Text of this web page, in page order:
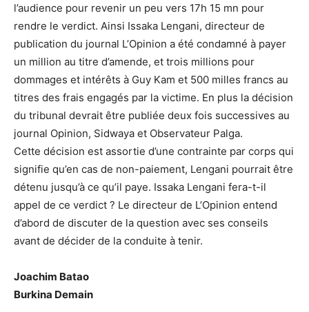
l’audience pour revenir un peu vers 17h 15 mn pour
rendre le verdict. Ainsi Issaka Lengani, directeur de
publication du journal L’Opinion a été condamné à payer
un million au titre d’amende, et trois millions pour
dommages et intérêts à Guy Kam et 500 milles francs au
titres des frais engagés par la victime. En plus la décision
du tribunal devrait être publiée deux fois successives au
journal Opinion, Sidwaya et Observateur Palga.
Cette décision est assortie d’une contrainte par corps qui
signifie qu’en cas de non-paiement, Lengani pourrait être
détenu jusqu’à ce qu’il paye. Issaka Lengani fera-t-il
appel de ce verdict ? Le directeur de L’Opinion entend
d’abord de discuter de la question avec ses conseils
avant de décider de la conduite à tenir.
Joachim Batao
Burkina Demain